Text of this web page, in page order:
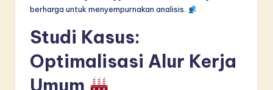
berharga untuk menyempurnakan analisis.
Studi Kasus:
Optimalisasi Alur Kerja